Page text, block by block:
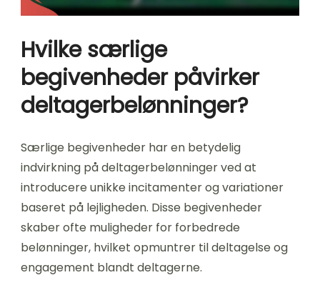
Hvilke særlige
begivenheder påvirker
deltagerbelønninger?
Særlige begivenheder har en betydelig
indvirkning på deltagerbelønninger ved at
introducere unikke incitamenter og variationer
baseret på lejligheden. Disse begivenheder
skaber ofte muligheder for forbedrede
belønninger, hvilket opmuntrer til deltagelse og
engagement blandt deltagerne.